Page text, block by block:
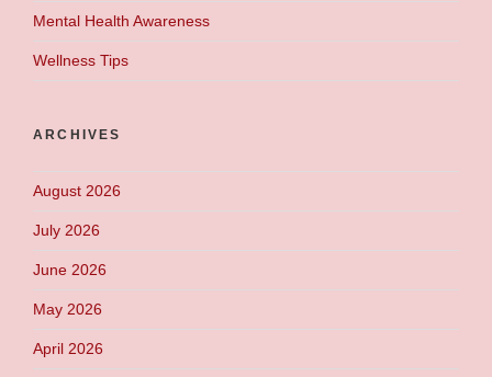
Mental Health Awareness
Wellness Tips
ARCHIVES
August 2026
July 2026
June 2026
May 2026
April 2026